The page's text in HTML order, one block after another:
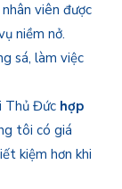
viên được
niềm nở.
sá, làm việc
Thủ Đức hợp
tôi có giá
kiệm hơn khi